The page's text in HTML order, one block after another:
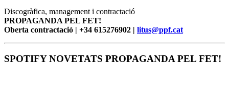
Discogràfica, management i contractació
PROPAGANDA PEL FET!
Oberta contractació | +34 615276902 | litus@ppf.cat
SPOTIFY NOVETATS PROPAGANDA PEL FET!